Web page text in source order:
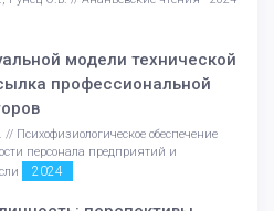
модели технической
профессиональной
Психофизиологическое обеспечение
персонала предприятий и
2024